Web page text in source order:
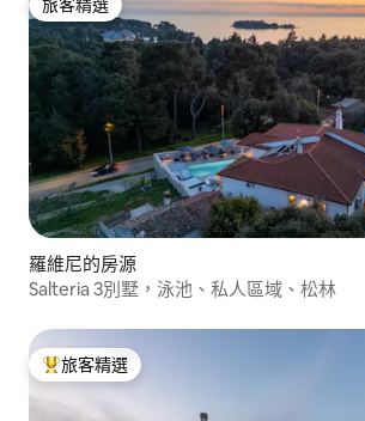
旅客精選
旅客精選
羅維尼的房源
Salteria 3別墅，泳池、私人區域、松林
旅客精選榜首
旅客精選